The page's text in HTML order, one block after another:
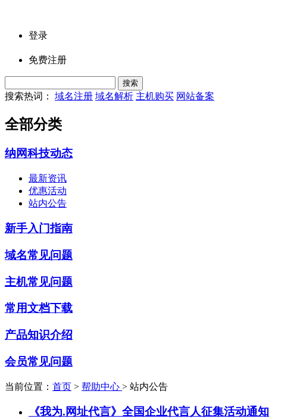
登录
免费注册
搜索热词： 域名注册 域名解析 主机购买 网站备案
全部分类
纳网科技动态
最新资讯
优惠活动
站内公告
新手入门指南
域名常见问题
主机常见问题
常用文档下载
产品知识介绍
会员常见问题
当前位置： 首页 > 帮助中心 > 站内公告
《我为.网址代言》全国企业代言人征集活动通知